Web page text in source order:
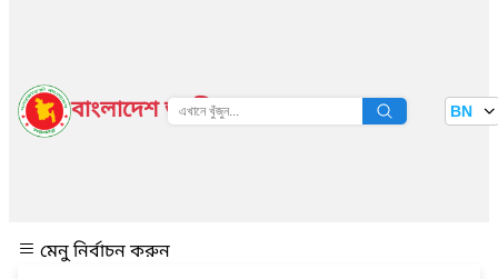
বাংলাদেশ জাতীয় তথ্য বাতায়ন BN
মেনু নির্বাচন করুন